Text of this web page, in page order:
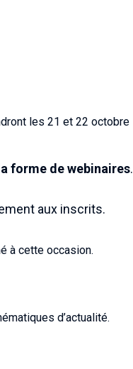
les 21 et 22 octobre
forme de webinaires.
aux inscrits.
à cette occasion.
d’actualité.